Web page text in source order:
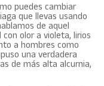
que llevas usando
de aquel
olor a violeta, lirios
a hombres como
una verdadera
de más alta alcurnia,